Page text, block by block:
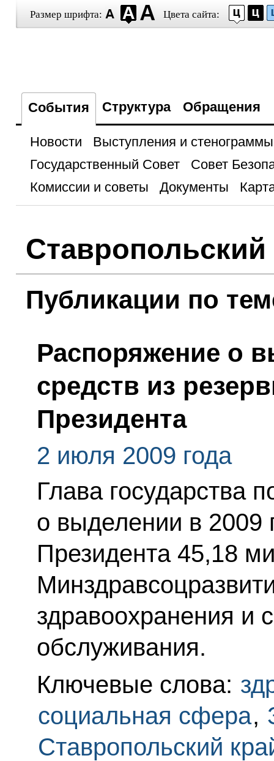
Размер шрифта: Цвета сайта:
События Структура Обращения
Новости
Выступления и стенограммы
Государственный Совет
Совет
Комиссии и советы
Документы
Ставропольский
Публикации по
Распоряжение о
средств из
Президента
2 июля 2009 года
Глава государства
о выделении в 2009
Президента 45,18
здравоохранения и
обслуживания.
Ключевые слова:
социальная сфера,
Ставропольский